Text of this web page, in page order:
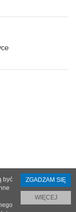
być
ZGADZAM SIĘ
WIĘCEJ